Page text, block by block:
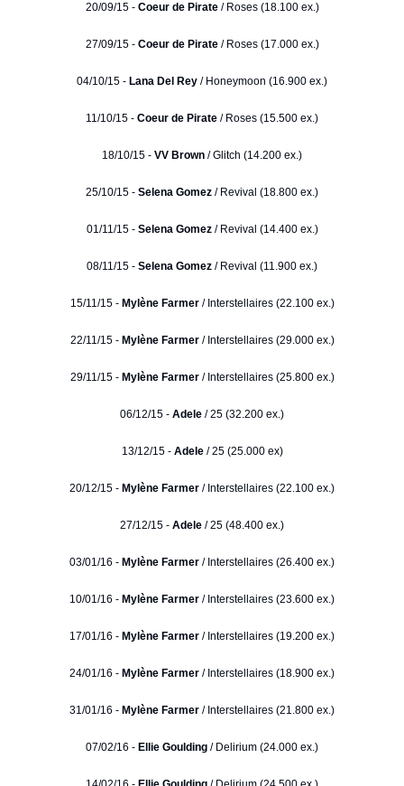
20/09/15 - Coeur de Pirate/ Roses (18.100 ex.)
27/09/15 - Coeur de Pirate/ Roses (17.000 ex.)
04/10/15 - Lana Del Rey / Honeymoon (16.900 ex.)
11/10/15 - Coeur de Pirate / Roses (15.500 ex.)
18/10/15 - VV Brown / Glitch (14.200 ex.)
25/10/15 - Selena Gomez / Revival (18.800 ex.)
01/11/15 - Selena Gomez/ Revival (14.400 ex.)
08/11/15 - Selena Gomez / Revival (11.900 ex.)
15/11/15 - Mylène Farmer/ Interstellaires (22.100 ex.)
22/11/15 - Mylène Farmer/ Interstellaires (29.000 ex.)
29/11/15 - Mylène Farmer/ Interstellaires (25.800 ex.)
06/12/15 - Adele / 25 (32.200 ex.)
13/12/15 - Adele / 25 (25.000 ex)
20/12/15 - Mylène Farmer / Interstellaires (22.100 ex.)
27/12/15 - Adele / 25 (48.400 ex.)
03/01/16 - Mylène Farmer / Interstellaires (26.400 ex.)
10/01/16 - Mylène Farmer / Interstellaires (23.600 ex.)
17/01/16 - Mylène Farmer / Interstellaires (19.200 ex.)
24/01/16 - Mylène Farmer / Interstellaires (18.900 ex.)
31/01/16 - Mylène Farmer / Interstellaires (21.800 ex.)
07/02/16 - Ellie Goulding / Delirium (24.000 ex.)